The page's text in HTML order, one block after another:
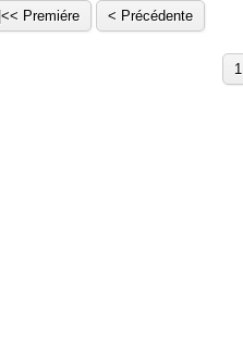
|<< Premiére < Précédente
1